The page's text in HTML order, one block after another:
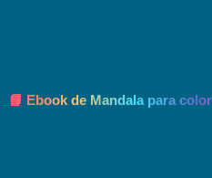
📘 Ebook de Mandala para